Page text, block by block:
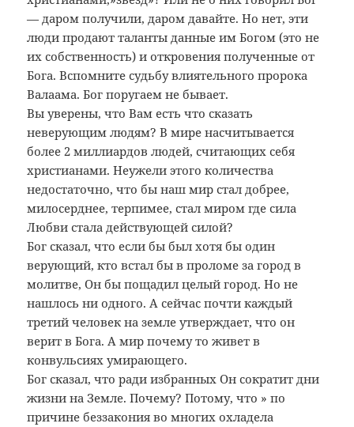
— даром получили, даром давайте. Но нет, эти
люди продают таланты данные им Богом (это не
их собственность) и откровения полученные от
Бога. Вспомните судьбу влиятельного пророка
Валаама. Бог поругаем не бывает.
Вы уверены, что Вам есть что сказать
неверующим людям? В мире насчитывается
более 2 миллиардов людей, считающих себя
христианами. Неужели этого количества
недостаточно, что бы наш мир стал добрее,
милосерднее, терпимее, стал миром где сила
Любви стала действующей силой?
Бог сказал, что если бы был хотя бы один
верующий, кто встал бы в проломе за город в
молитве, Он бы пощадил целый город. Но не
нашлось ни одного. А сейчас почти каждый
третий человек на земле утверждает, что он
верит в Бога. А мир почему то живет в
конвульсиях умирающего.
Бог сказал, что ради избранных Он сократит дни
жизни на Земле. Почему? Потому, что » по
причине беззакония во многих охладела